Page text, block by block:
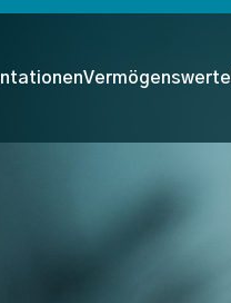
Vermögenswerte